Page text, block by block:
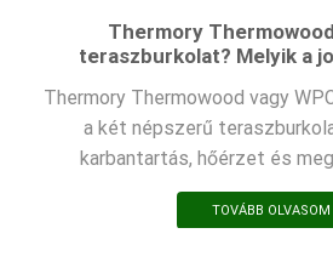
Thermory
teraszburkolat? Melyik a
Thermory Thermowood vagy
a két népszerű
karbantartás, hőérzet és
TOVÁBB OLVASOM